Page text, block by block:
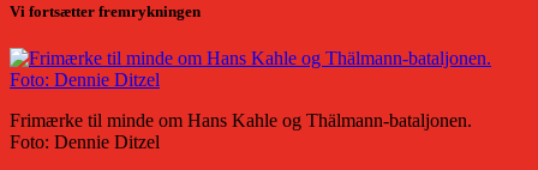
Vi fortsætter fremrykningen
Frimærke til minde om Hans Kahle og Thälmann-bataljonen.
Foto: Dennie Ditzel